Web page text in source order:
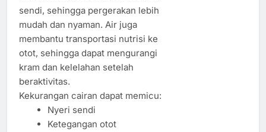
sendi, sehingga pergerakan lebih
mudah dan nyaman. Air juga
membantu transportasi nutrisi ke
otot, sehingga dapat mengurangi
kram dan kelelahan setelah
beraktivitas.
Kekurangan cairan dapat memicu:
Nyeri sendi
Ketegangan otot